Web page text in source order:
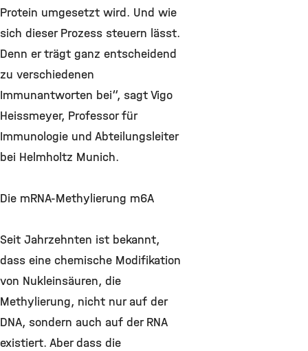
Protein umgesetzt wird. Und wie
sich dieser Prozess steuern lässt.
Denn er trägt ganz entscheidend
zu verschiedenen
Immunantworten bei“, sagt Vigo
Heissmeyer, Professor für
Immunologie und Abteilungsleiter
bei Helmholtz Munich.
Die mRNA-Methylierung m6A
Seit Jahrzehnten ist bekannt,
dass eine chemische Modifikation
von Nukleinsäuren, die
Methylierung, nicht nur auf der
DNA, sondern auch auf der RNA
existiert. Aber dass die